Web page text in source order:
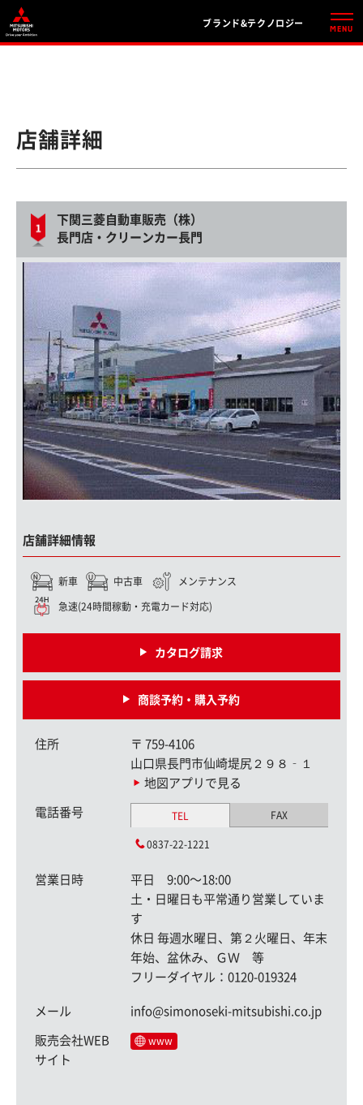
ブランド&テクノロジー
店舗詳細
下関三菱自動車販売（株）
長門店・クリーンカー長門
店舗詳細情報
新車 中古車 メンテナンス
急速(24時間稼動・充電カード対応)
カタログ請求
商談予約・購入予約
住所 〒 759-4106
山口県長門市仙崎堤尻２９８‐１
地図アプリで見る
電話番号 TEL FAX
0837-22-1221
営業日時
平日 9:00〜18:00
土・日曜日も平常通り営業していま
す
休日 毎週水曜日、第２火曜日、年末
年始、盆休み、ＧＷ 等
フリーダイヤル：0120-019324
メール info@simonoseki-mitsubishi.co.jp
販売会社WEB
サイト
www